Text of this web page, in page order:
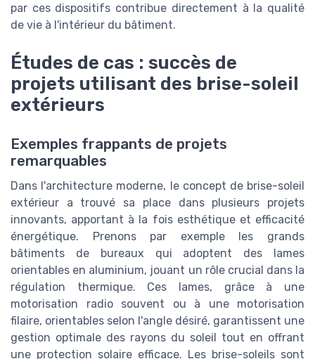
par ces dispositifs contribue directement à la qualité
de vie à l'intérieur du bâtiment.
Études de cas : succès de
projets utilisant des brise-soleil
extérieurs
Exemples frappants de projets
remarquables
Dans l'architecture moderne, le concept de brise-soleil
extérieur a trouvé sa place dans plusieurs projets
innovants, apportant à la fois esthétique et efficacité
énergétique. Prenons par exemple les grands
bâtiments de bureaux qui adoptent des lames
orientables en aluminium, jouant un rôle crucial dans la
régulation thermique. Ces lames, grâce à une
motorisation radio souvent ou à une motorisation
filaire, orientables selon l'angle désiré, garantissent une
gestion optimale des rayons du soleil tout en offrant
une protection solaire efficace. Les brise-soleils sont